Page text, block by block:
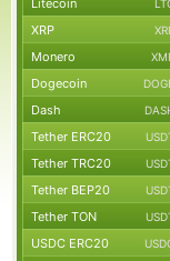
Litecoin
XRP
Monero
Dogecoin
Dash
Tether ERC20
Tether TRC20
Tether BEP20
Tether TON
USDC ERC20